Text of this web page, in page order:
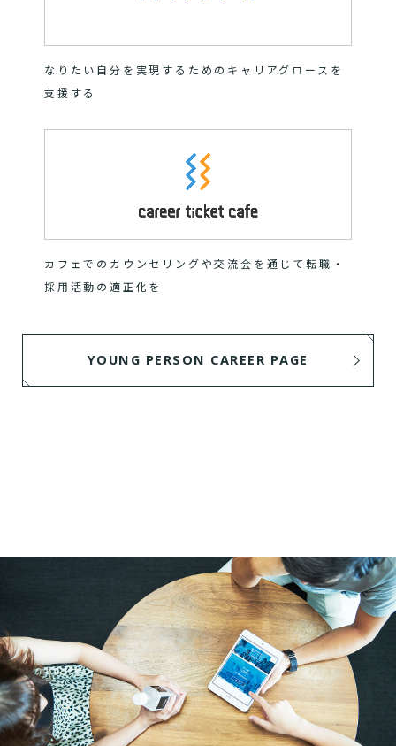
なりたい自分を実現するためのキャリアグロースを
支援する
カフェでのカウンセリングや交流会を通じて転職・
採用活動の適正化を
YOUNG PERSON CAREER PAGE